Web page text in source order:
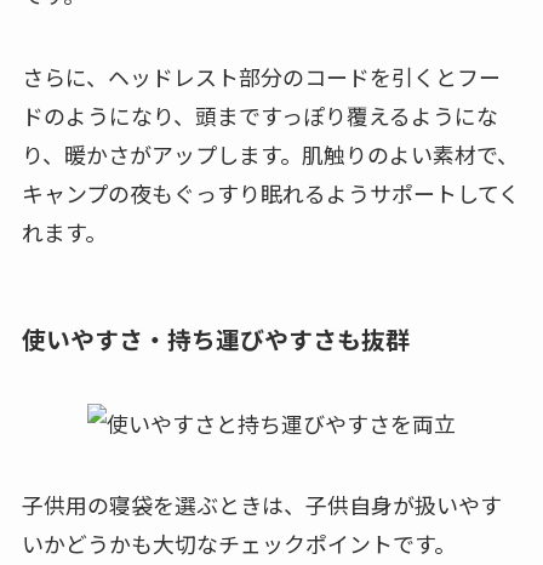
さらに、ヘッドレスト部分のコードを引くとフー
ドのようになり、頭まですっぽり覆えるようにな
り、暖かさがアップします。肌触りのよい素材で、
キャンプの夜もぐっすり眠れるようサポートしてく
れます。
使いやすさ・持ち運びやすさも抜群
子供用の寝袋を選ぶときは、子供自身が扱いやす
いかどうかも大切なチェックポイントです。